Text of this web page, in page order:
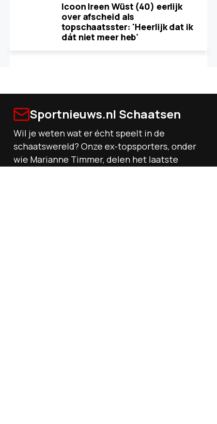
Icoon Ireen Wüst (40) eerlijk
over afscheid als
topschaatsster: 'Heerlijk dat ik
dát niet meer heb'